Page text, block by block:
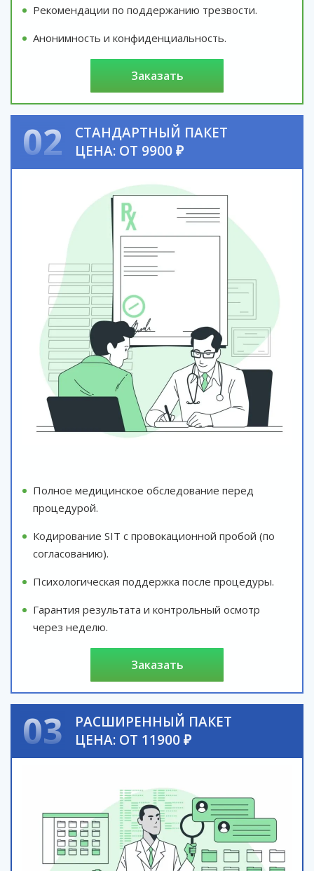
Рекомендации по поддержанию трезвости.
Анонимность и конфиденциальность.
заказать
02
СТАНДАРТНЫЙ ПАКЕТ
ЦЕНА: ОТ 9900 ₽
Полное медицинское обследование перед
процедурой.
Кодирование SIT с провокационной пробой (по
согласованию).
Психологическая поддержка после процедуры.
Гарантия результата и контрольный осмотр
через неделю.
заказать
03
РАСШИРЕННЫЙ ПАКЕТ
ЦЕНА: ОТ 11900 ₽